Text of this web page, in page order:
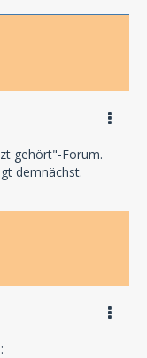
gehört"-Forum.
demnächst.